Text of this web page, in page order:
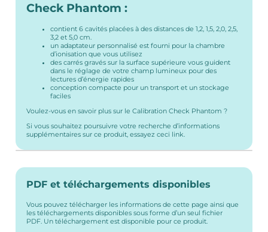
Check Phantom :
contient 6 cavités placées à des distances de 1,2, 1,5, 2,0, 2,5,
3,2 et 5,0 cm.
un adaptateur personnalisé est fourni pour la chambre
d’ionisation que vous utilisez
des carrés gravés sur la surface supérieure vous guident
dans le réglage de votre champ lumineux pour des
lectures d’énergie rapides
conception compacte pour un transport et un stockage
faciles
Voulez-vous en savoir plus sur le Calibration Check Phantom ?
Si vous souhaitez poursuivre votre recherche d’informations
supplémentaires sur ce produit, essayez ceci link
PDF et téléchargements disponibles
Vous pouvez télécharger les informations de cette page ainsi que
les téléchargements disponibles sous forme d’un seul fichier
PDF. Un téléchargement est disponible pour ce produit.